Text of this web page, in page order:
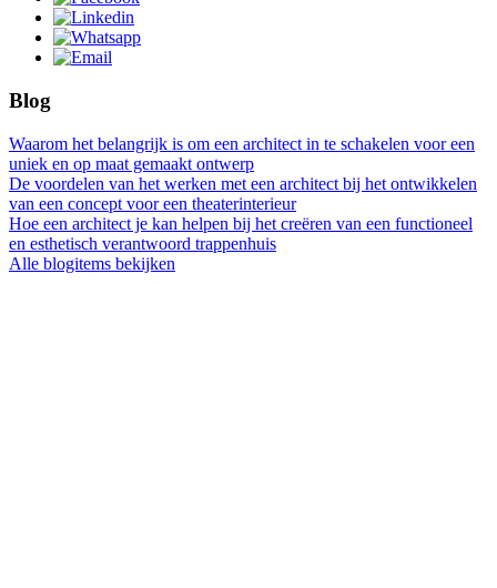
Blog
Waarom het belangrijk is om een architect in te schakelen voor een
uniek en op maat gemaakt ontwerp
De voordelen van het werken met een architect bij het ontwikkelen
van een concept voor een theaterinterieur
Hoe een architect je kan helpen bij het creëren van een functioneel
en esthetisch verantwoord trappenhuis
Alle blogitems bekijken